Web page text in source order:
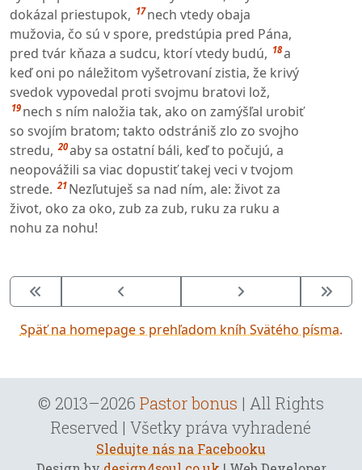
dokázal priestupok, 17 nech vtedy obaja
mužovia, čo sú v spore, predstúpia pred Pána,
pred tvár kňaza a sudcu, ktorí vtedy budú, 18a
keď oni po náležitom vyšetrovaní zistia, že krivý
svedok vypovedal proti svojmu bratovi lož,
19 nech s ním naložia tak, ako on zamýšľal urobiť
so svojím bratom; takto odstrániš zlo zo svojho
stredu, 20aby sa ostatní báli, keď to počujú, a
neopovážili sa viac dopustiť takej veci v tvojom
strede. 21 Nezľutuješ sa nad ním, ale: život za
život, oko za oko, zub za zub, ruku za ruku a
nohu za nohu!
Späť na homepage s prehľadom kníh Svätého písma.
© 2013–2026 Pastor bonus | All Rights
Reserved | Všetky práva vyhradené
Sledujte nás na Facebooku